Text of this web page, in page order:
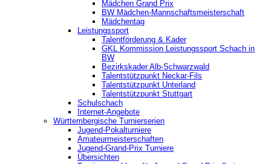
Mädchen Grand Prix
BW Mädchen-Mannschaftsmeisterschaft
Mädchentag
Leistungssport
Talentförderung & Kader
GKL Kommission Leistungssport Schach in
BW
Bezirkskader Alb-Schwarzwald
Talentstützpunkt Neckar-Fils
Talentstützpunkt Unterland
Talentstützpunkt Stuttgart
Schulschach
Internet-Angebote
Württembergische Turnierserien
Jugend-Pokalturniere
Amateurmeisterschaften
Jugend-Grand-Prix Turniere
Übersichten